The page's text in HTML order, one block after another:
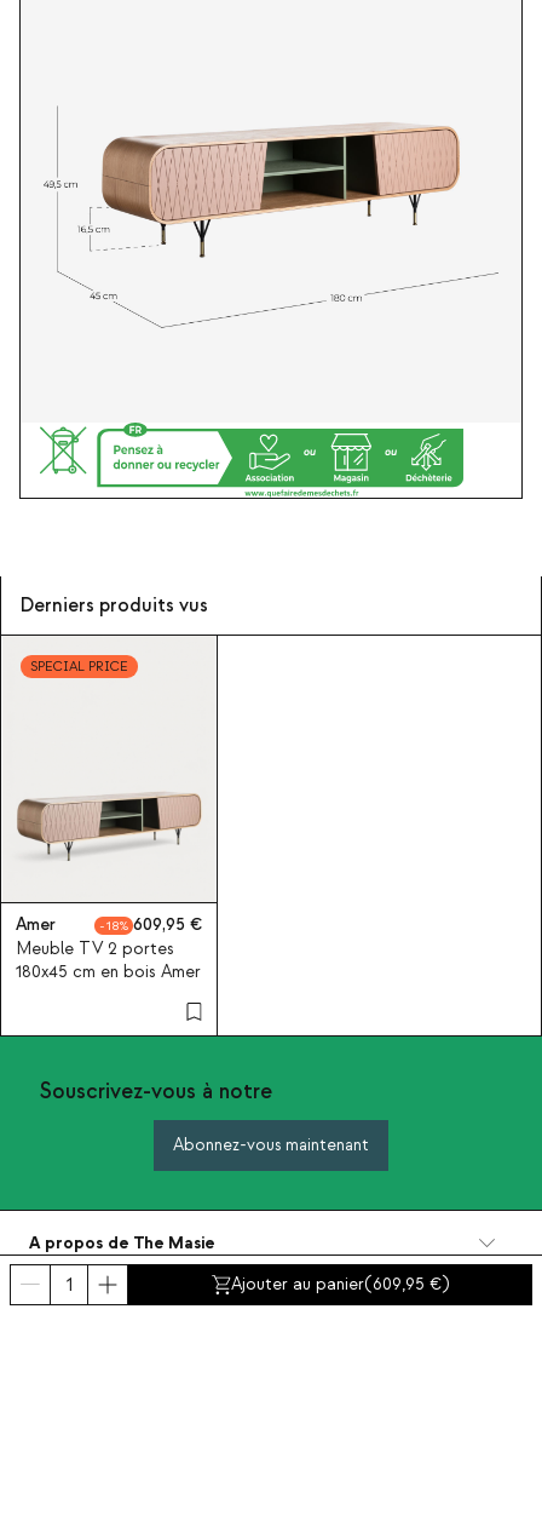
Ajouter au panier(609,95 )
Derniers produits vus
SPECIAL PRICE
Amer 18
609,95
Meuble TV 2 portes
180x45 cm en bois Amer
Souscrivez-vous à notre
Abonnez-vous maintenant
A propos de The Masie
Catégories
Contact et aide